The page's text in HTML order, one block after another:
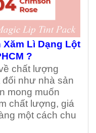
Lì Dạng Lột
?
chất lượng
như nhà sản
mong muốn
chất lượng, giá
một cách chu